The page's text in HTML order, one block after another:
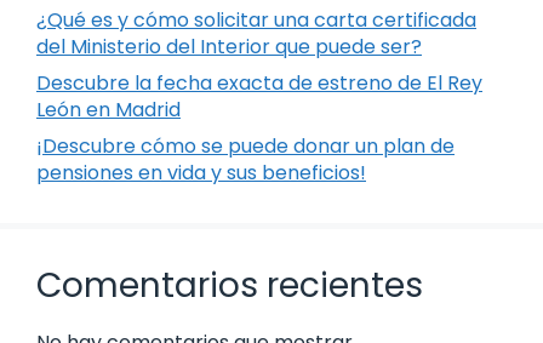
¿Qué es y cómo solicitar una carta certificada
del Ministerio del Interior que puede ser?
Descubre la fecha exacta de estreno de El Rey
León en Madrid
¡Descubre cómo se puede donar un plan de
pensiones en vida y sus beneficios!
Comentarios recientes